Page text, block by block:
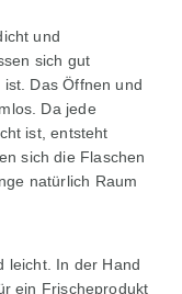
und
sich gut
Das Öffnen und
Da jede
ist, entsteht
sich die Flaschen
natürlich Raum
leicht. In der Hand
ein Frischeprodukt